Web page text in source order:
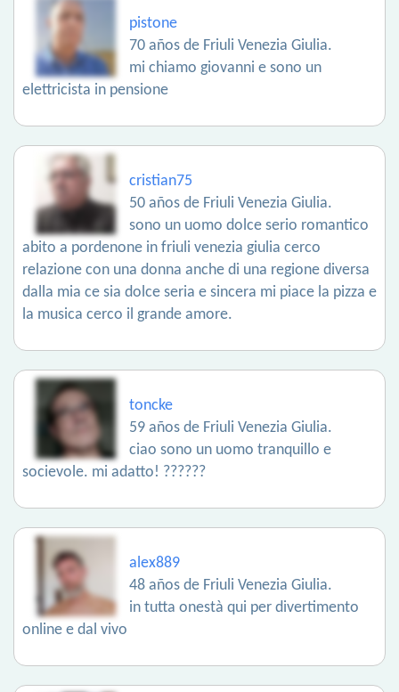
pistone
70 años de Friuli Venezia Giulia.
mi chiamo giovanni e sono un
elettricista in pensione
cristian75
50 años de Friuli Venezia Giulia.
sono un uomo dolce serio romantico
abito a pordenone in friuli venezia giulia cerco
relazione con una donna anche di una regione diversa
dalla mia ce sia dolce seria e sincera mi piace la pizza e
la musica cerco il grande amore.
toncke
59 años de Friuli Venezia Giulia.
ciao sono un uomo tranquillo e
socievole. mi adatto! ??????
alex889
48 años de Friuli Venezia Giulia.
in tutta onestà qui per divertimento
online e dal vivo